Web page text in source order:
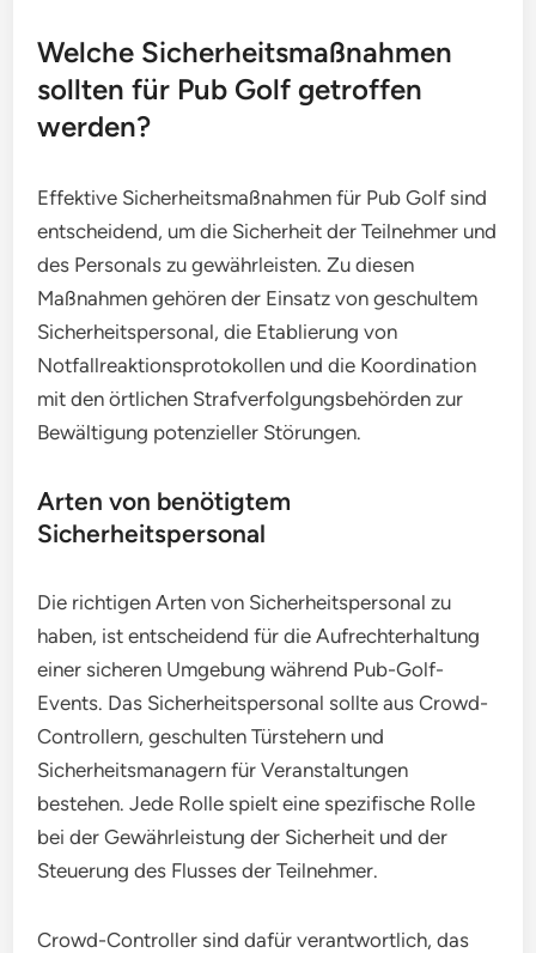
Welche Sicherheitsmaßnahmen
sollten für Pub Golf getroffen
werden?
Effektive Sicherheitsmaßnahmen für Pub Golf sind
entscheidend, um die Sicherheit der Teilnehmer und
des Personals zu gewährleisten. Zu diesen
Maßnahmen gehören der Einsatz von geschultem
Sicherheitspersonal, die Etablierung von
Notfallreaktionsprotokollen und die Koordination
mit den örtlichen Strafverfolgungsbehörden zur
Bewältigung potenzieller Störungen.
Arten von benötigtem
Sicherheitspersonal
Die richtigen Arten von Sicherheitspersonal zu
haben, ist entscheidend für die Aufrechterhaltung
einer sicheren Umgebung während Pub-Golf-
Events. Das Sicherheitspersonal sollte aus Crowd-
Controllern, geschulten Türstehern und
Sicherheitsmanagern für Veranstaltungen
bestehen. Jede Rolle spielt eine spezifische Rolle
bei der Gewährleistung der Sicherheit und der
Steuerung des Flusses der Teilnehmer.
Crowd-Controller sind dafür verantwortlich, das